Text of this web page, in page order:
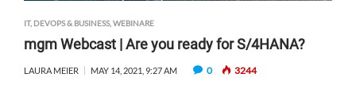
IT, DEVOPS & BUSINESS, WEBINARE
mgm Webcast | Are you ready for S/4HANA?
LAURA MEIER MAY 14, 2021, 9:27 AM 0 3244